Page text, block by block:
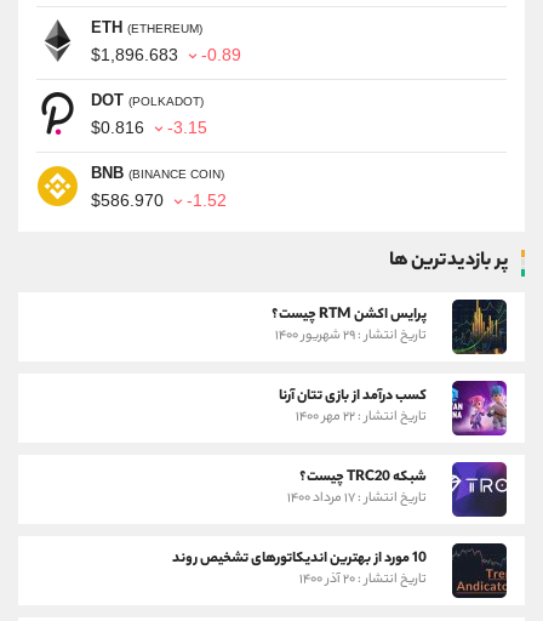
ETH (ETHEREUM)
$1,896.683 -0.89
DOT (POLKADOT)
$0.816 -3.15
BNB (BINANCE COIN)
$586.970 -1.52
پر بازدیدترین ها
پرایس اکشن RTM چیست؟
تاریخ انتشار : ۲۹ شهریور ۱۴۰۰
کسب درآمد از بازی تتان آرنا
تاریخ انتشار : ۲۲ مهر ۱۴۰۰
شبکه TRC20 چیست؟
تاریخ انتشار : ۱۷ مرداد ۱۴۰۰
10 مورد از بهترین اندیکاتورهای تشخیص روند
تاریخ انتشار : ۲۰ آذر ۱۴۰۰